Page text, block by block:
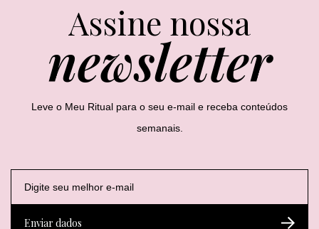
Assine nossa
newsletter
Leve o Meu Ritual para o seu e-mail e receba conteúdos
semanais.
m
m
m
Enviar dados